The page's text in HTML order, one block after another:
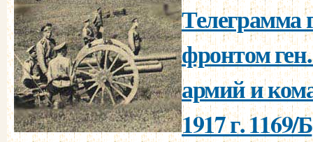
Телеграмма
фронтом
армий и
1917 г. 1169/Б